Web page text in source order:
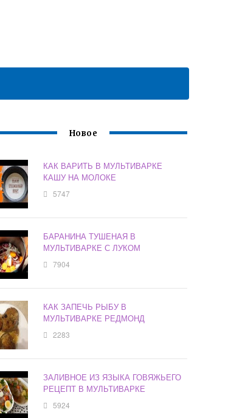
Новое
КАК ВАРИТЬ В МУЛЬТИВАРКЕ
КАШУ НА МОЛОКЕ
5747
БАРАНИНА ТУШЕНАЯ В
МУЛЬТИВАРКЕ С ЛУКОМ
7904
КАК ЗАПЕЧЬ РЫБУ В
МУЛЬТИВАРКЕ РЕДМОНД
2283
ЗАЛИВНОЕ ИЗ ЯЗЫКА ГОВЯЖЬЕГО
РЕЦЕПТ В МУЛЬТИВАРКЕ
5924